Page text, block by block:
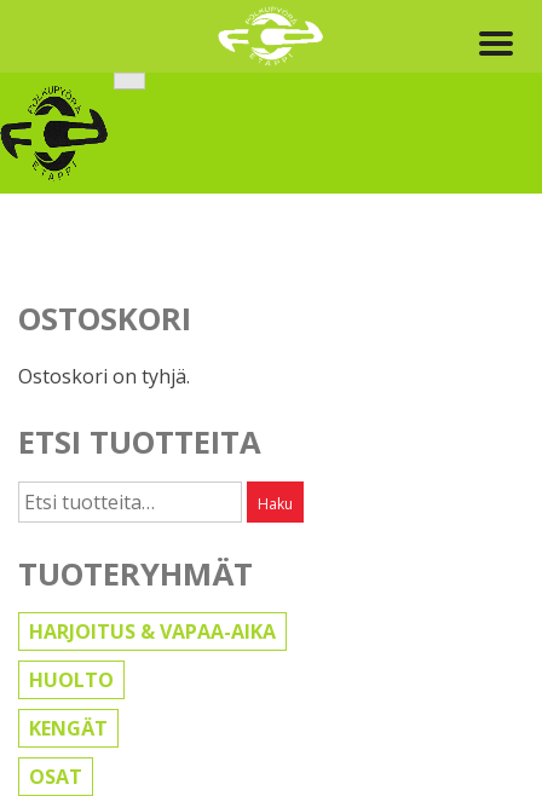
content
OSTOSKORI
Ostoskori on tyhjä.
ETSI TUOTTEITA
Etsi: Haku
TUOTERYHMÄT
HARJOITUS & VAPAA-AIKA
HUOLTO
KENGÄT
OSAT